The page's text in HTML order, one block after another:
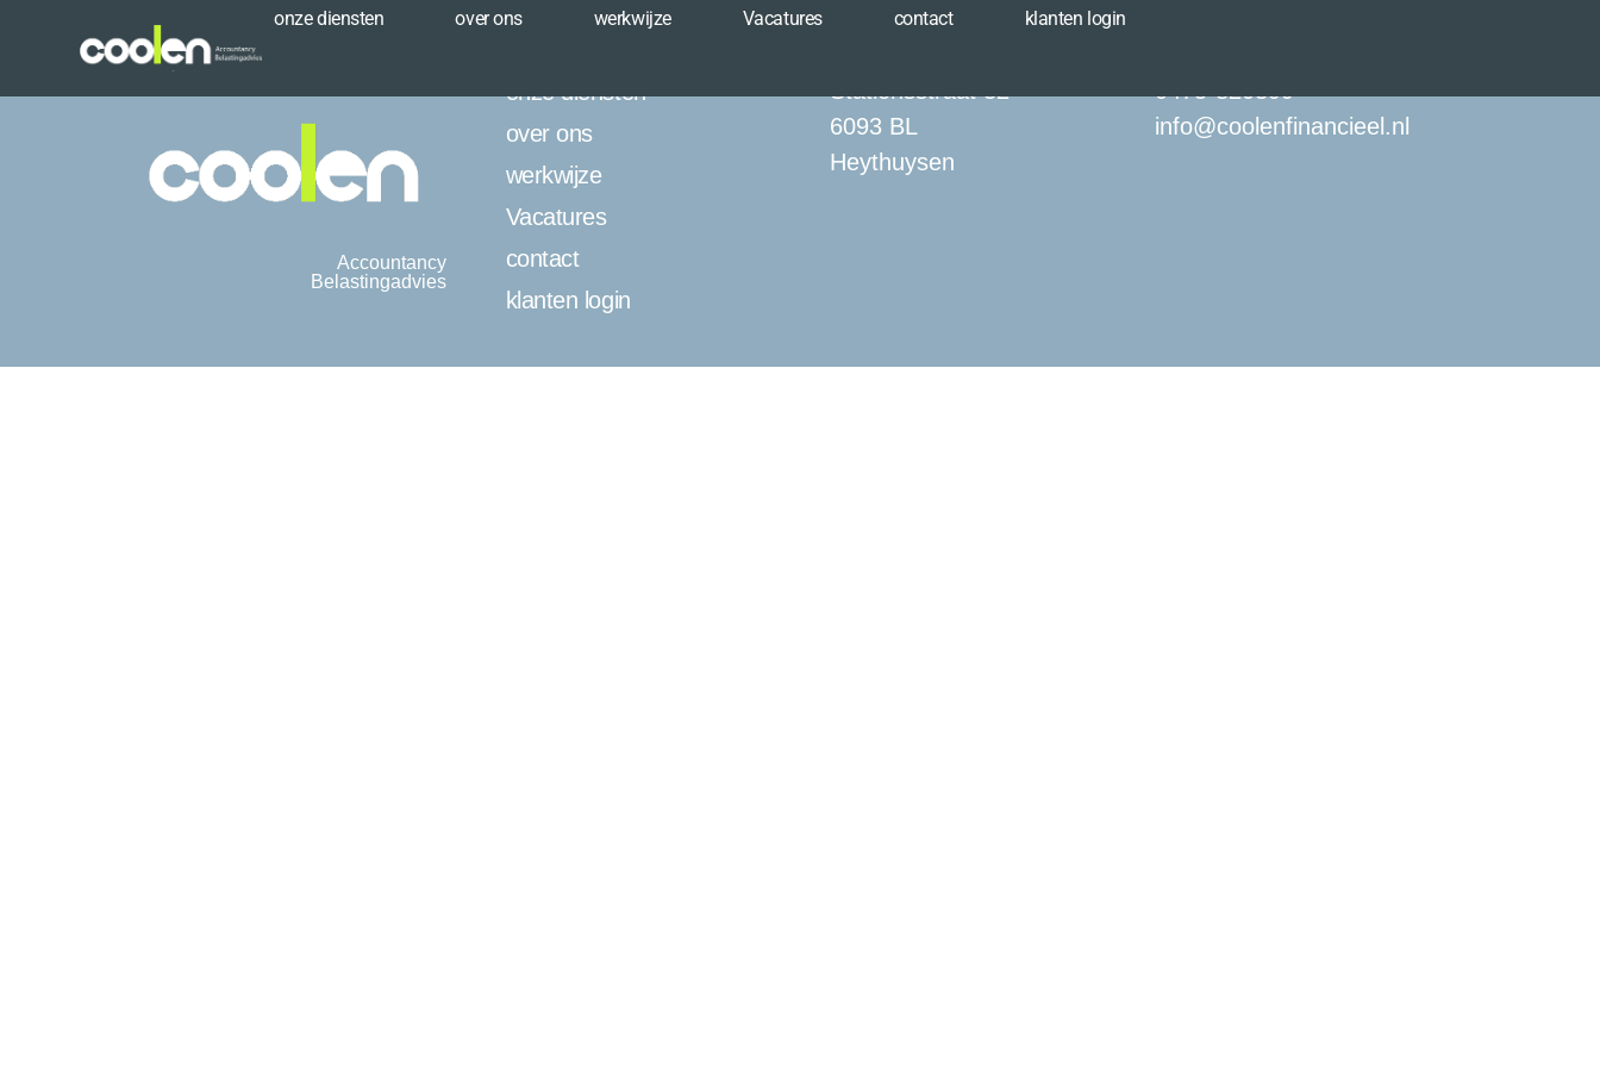
onze diensten over ons werkwijze Vacatures contact klanten login
Accountancy
Belastingadvies
onze diensten
over ons
werkwijze
Vacatures
contact
klanten login
Stationsstraat 32
6093 BL
Heythuysen
0475-820399
info@coolenfinancieel.nl